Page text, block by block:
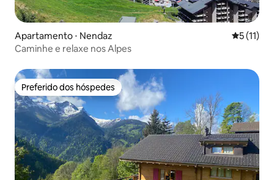
Apartamento ⋅ Nendaz 5 de uma
5 (11)
Caminhe e relaxe nos Alpes
Preferido dos hóspedes
Preferido dos hóspedes